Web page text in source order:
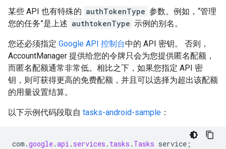
某些 API 也有特殊的 authTokenType 参数。例如，“管理
您的任务”是上述 authtokenType 示例的别名。
您还必须指定 Google API 控制台中的 API 密钥。 否则，
AccountManager 提供给您的令牌只会为您提供匿名配额，
而匿名配额通常非常低。相比之下，如果您指定 API 密
钥，则可获得更高的免费配额，并且可以选择为超出该配额
的用量设置结算。
以下示例代码段取自 tasks-android-sample ：
com .google.api . services . tasks . Tasks service ;